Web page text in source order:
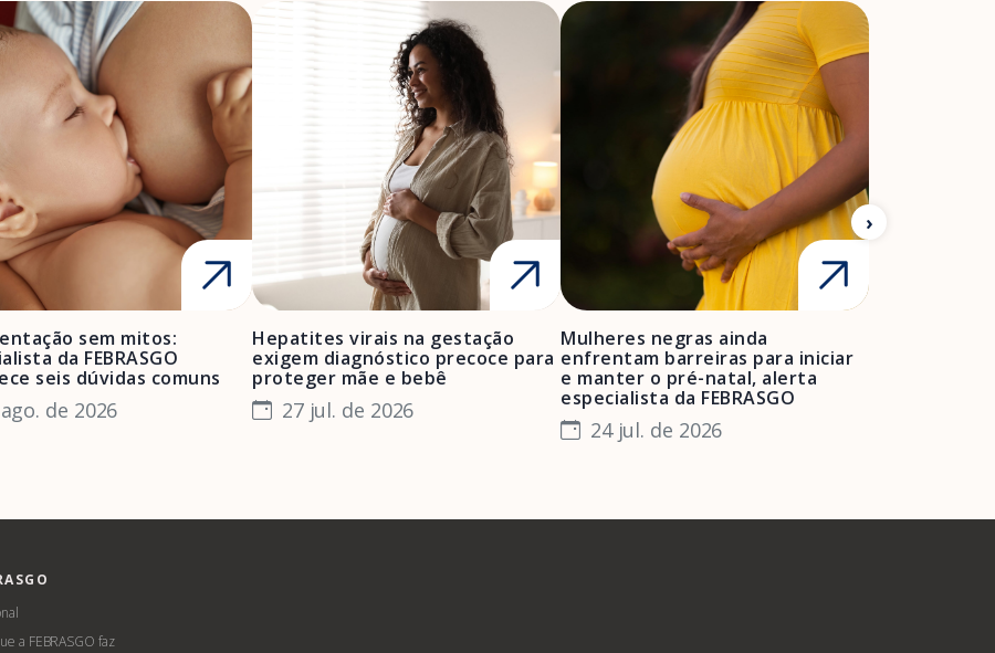
A Febrasgo Ensino Publicações
sem mitos:
da FEBRASGO
seis dúvidas comuns
de 2026
Hepatites virais na gestação
exigem diagnóstico precoce para
proteger mãe e bebê
27 jul. de 2026
Mulheres negras ainda
enfrentam barreiras para iniciar
e manter o pré-natal, alerta
especialista da FEBRASGO
24 jul. de 2026
a FEBRASGO faz